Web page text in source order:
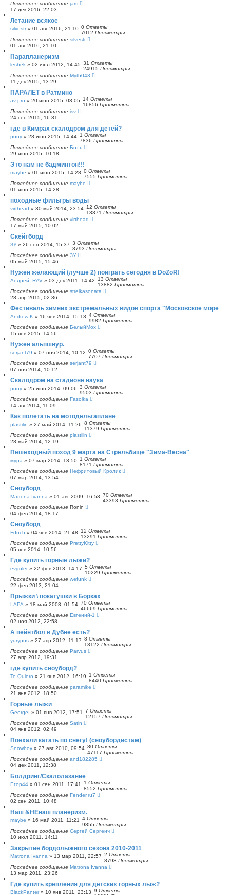
Последнее сообщение jam
17 дек 2016, 22:03
Летание всякое
silvestr» 01 авг 2016, 21:10 0 Ответы
7012 Просмотры
Последнее сообщение silvestr
01 авг 2016, 21:10
Парапланеризм
leshek » 02 июл 2012, 14:45 31 Ответы
24915 Просмотры
Последнее сообщение Myth043
11 дек 2015, 13:29
ПАРАЛЁТ в Ратмино
av-pro » 20 июн 2015, 03:05 14 Ответы
16856 Просмотры
Последнее сообщение isv
24 сен 2015, 16:31
где в Кимрах скалодром для детей?
pony » 28 июн 2015, 14:44 1 Ответы
7836 Просмотры
Последнее сообщение Ботъ
29 июн 2015, 10:18
Это нам не бадминтон!!!
maybe » 01 июн 2015, 14:28 0 Ответы
7555 Просмотры
Последнее сообщение maybe
01 июн 2015, 14:28
походные фильтры воды
virthead » 30 май 2014, 23:54 12 Ответы
13371 Просмотры
Последнее сообщение virthead
17 май 2015, 10:02
Скейтборд
ЗУ» 26 сен 2014, 15:37 3 Ответы
8793 Просмотры
Последнее сообщение ЗУ
05 май 2015, 15:46
Нужен желающий (лучше 2) поиграть сегодня в DoZoR!
Андрей_RAV » 03 дек 2011, 14:42 13 Ответы
13882 Просмотры
Последнее сообщение strelkasonata
28 апр 2015, 02:36
Фестиваль зимних экстремальных видов спорта "Московское море
Andrew K » 16 янв 2014, 15:13 4 Ответы
9982 Просмотры
Последнее сообщение БелыйМох
15 янв 2015, 14:56
Нужен альпшнур.
serjant79 » 07 ноя 2014, 10:12 0 Ответы
7707 Просмотры
Последнее сообщение serjant79
07 ноя 2014, 10:12
Скалодром на стадионе наука
pony » 25 июн 2014, 09:06 3 Ответы
9503 Просмотры
Последнее сообщение Fasolka
14 авг 2014, 11:09
Как полетать на мотодельтаплане
plastilin » 27 май 2014, 11:26 8 Ответы
11379 Просмотры
Последнее сообщение plastilin
28 май 2014, 12:19
Пешеходный поход 9 марта на Стрельбище "Зима-Весна"
мура » 07 мар 2014, 13:50 1 Ответы
8171 Просмотры
Последнее сообщение Нефритовый Кролик
07 мар 2014, 13:54
Сноуборд
Matrona Ivanna » 01 авг 2009, 16:53 70 Ответы
43393 Просмотры
Последнее сообщение Ronin
04 фев 2014, 18:17
Сноуборд
Fduch » 04 янв 2014, 21:48 12 Ответы
13291 Просмотры
Последнее сообщение PrettyKitty
05 янв 2014, 10:56
Где купить горные лыжи?
evgoler» 22 фев 2013, 14:17 5 Ответы
10229 Просмотры
Последнее сообщение wefunk
22 фев 2013, 21:04
Прыжки \ покатушки в Борках
LAPA » 18 май 2008, 01:54 70 Ответы
46669 Просмотры
Последнее сообщение Евгений-1
02 ноя 2012, 22:58
А пейнтбол в Дубне есть?
yurypus » 27 апр 2012, 11:17 8 Ответы
13122 Просмотры
Последнее сообщение Parvus
27 апр 2012, 19:31
где купить сноуборд?
Te Quiero » 21 янв 2012, 16:19 1 Ответы
8440 Просмотры
Последнее сообщение paramike
21 янв 2012, 18:50
Горные лыжи
GeorgeI » 01 янв 2012, 17:51 7 Ответы
12157 Просмотры
Последнее сообщение Satin
04 янв 2012, 02:49
Поехали катать по снегу! (сноубордистам)
Snowboy » 27 авг 2010, 09:54 80 Ответы
47117 Просмотры
Последнее сообщение and182285
04 дек 2011, 12:38
Болдринг/Скалолазание
Егор44 » 01 сен 2011, 17:41 1 Ответы
8552 Просмотры
Последнее сообщение Fender.ru7
02 сен 2011, 10:48
Наш &НЕнаш планеризм.
maybe » 16 май 2011, 11:21 4 Ответы
9855 Просмотры
Последнее сообщение Сергей Сергеич
10 июл 2011, 14:11
Закрытие бордолыжного сезона 2010-2011
Matrona Ivanna » 13 мар 2011, 22:57 2 Ответы
8793 Просмотры
Последнее сообщение Matrona Ivanna
13 мар 2011, 23:26
Где купить крепления для детских горных лыж?
BlackPanter» 10 янв 2011, 23:13 9 Ответы